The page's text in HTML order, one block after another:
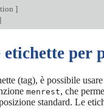
]
etichette per
(tag), è possibile
menrest, che
standard. Le